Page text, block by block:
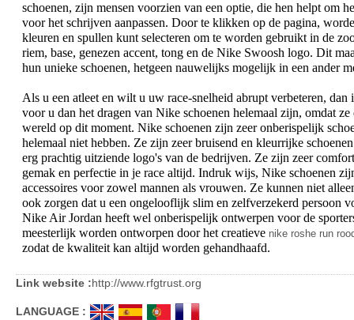
schoenen, zijn mensen voorzien van een optie, die hen helpt om
voor het schrijven aanpassen. Door te klikken op de pagina,
kleuren en spullen kunt selecteren om te worden gebruikt in de
riem, base, genezen accent, tong en de Nike Swoosh logo. Dit
hun unieke schoenen, hetgeen nauwelijks mogelijk in een ander
Als u een atleet en wilt u uw race-snelheid abrupt verbeteren, dan
voor u dan het dragen van Nike schoenen helemaal zijn, omdat ze
wereld op dit moment. Nike schoenen zijn zeer onberispelijk
helemaal niet hebben. Ze zijn zeer bruisend en kleurrijke
erg prachtig uitziende logo's van de bedrijven. Ze zijn zeer
gemak en perfectie in je race altijd. Indruk wijs, Nike schoenen
accessoires voor zowel mannen als vrouwen. Ze kunnen niet
ook zorgen dat u een ongelooflijk slim en zelfverzekerd persoon
Nike Air Jordan heeft wel onberispelijk ontwerpen voor de
meesterlijk worden ontworpen door het creatieve nike roshe run
zodat de kwaliteit kan altijd worden gehandhaafd.
Link website :http://www.rfgtrust.org
LANGUAGE :